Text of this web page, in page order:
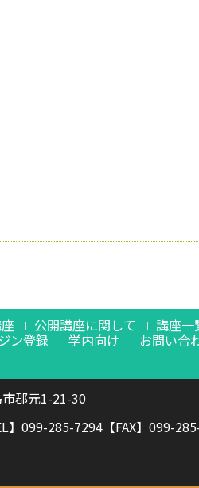
公開講座に関して 講座一
ン登録 学内向け お問い合
郡元1-21-30
】099-285-7294【FAX】099-